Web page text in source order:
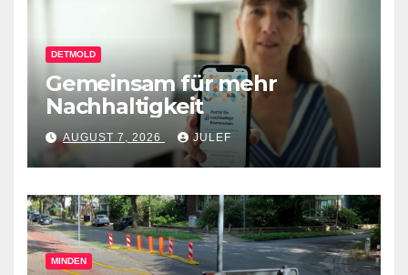
DETMOLD
Gemeinsam für mehr
Nachhaltigkeit
AUGUST 7, 2026 JULEF
MINDEN